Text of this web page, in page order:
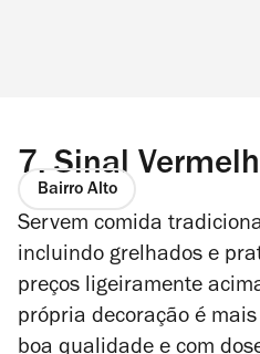
7. Sinal
Bairro Alto
Servem comida
incluindo grelhados e
preços ligeiramente
própria decoração é
boa qualidade e com